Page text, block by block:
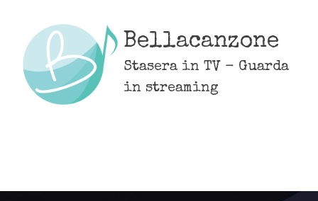
content
Bellacanzone
Stasera in TV - Guarda
in streaming